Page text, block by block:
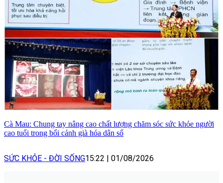
Cà Mau: Chung tay nâng cao chất lượng chăm sóc sức khỏe người
cao tuổi trong bối cảnh già hóa dân số
SỨC KHỎE - ĐỜI SỐNG15:22 | 01/08/2026